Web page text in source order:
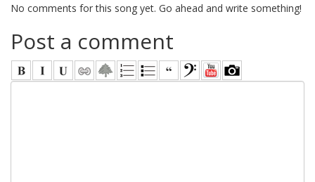
No comments for this song yet. Go ahead and write something!
Post a comment